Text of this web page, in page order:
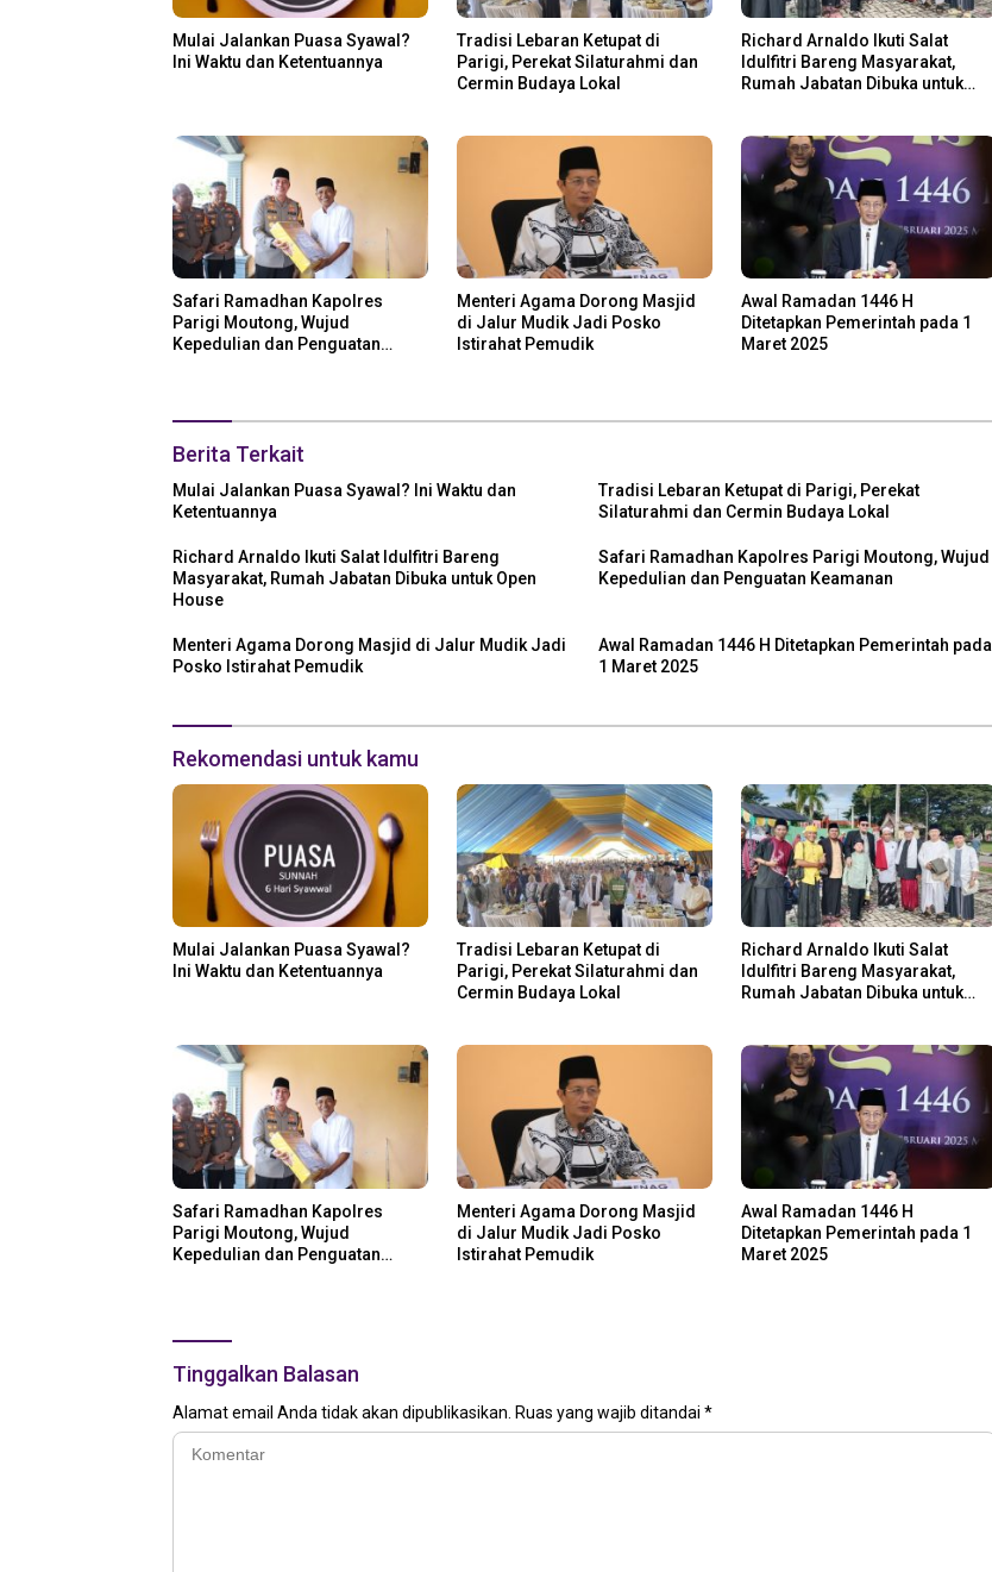
Mulai Jalankan Puasa Syawal?
Ini Waktu dan Ketentuannya
Tradisi Lebaran Ketupat di
Parigi, Perekat Silaturahmi dan
Cermin Budaya Lokal
Richard Arnaldo Ikuti Salat
Idulfitri Bareng Masyarakat,
Rumah Jabatan Dibuka untuk
Safari Ramadhan Kapolres
Parigi Moutong, Wujud
Kepedulian dan Penguatan
Menteri Agama Dorong Masjid
di Jalur Mudik Jadi Posko
Istirahat Pemudik
Awal Ramadan 1446 H
Ditetapkan Pemerintah pada 1
Maret 2025
Berita Terkait
Mulai Jalankan Puasa Syawal? Ini Waktu dan
Ketentuannya
Tradisi Lebaran Ketupat di Parigi, Perekat
Silaturahmi dan Cermin Budaya Lokal
Richard Arnaldo Ikuti Salat Idulfitri Bareng
Masyarakat, Rumah Jabatan Dibuka untuk Open
House
Safari Ramadhan Kapolres Parigi Moutong, Wujud
Kepedulian dan Penguatan Keamanan
Menteri Agama Dorong Masjid di Jalur Mudik Jadi
Posko Istirahat Pemudik
Awal Ramadan 1446 H Ditetapkan Pemerintah pada
1 Maret 2025
Rekomendasi untuk kamu
Mulai Jalankan Puasa Syawal?
Ini Waktu dan Ketentuannya
Tradisi Lebaran Ketupat di
Parigi, Perekat Silaturahmi dan
Cermin Budaya Lokal
Richard Arnaldo Ikuti Salat
Idulfitri Bareng Masyarakat,
Rumah Jabatan Dibuka untuk
Safari Ramadhan Kapolres
Parigi Moutong, Wujud
Kepedulian dan Penguatan
Menteri Agama Dorong Masjid
di Jalur Mudik Jadi Posko
Istirahat Pemudik
Awal Ramadan 1446 H
Ditetapkan Pemerintah pada 1
Maret 2025
Tinggalkan Balasan
Alamat email Anda tidak akan dipublikasikan. Ruas yang wajib ditandai *